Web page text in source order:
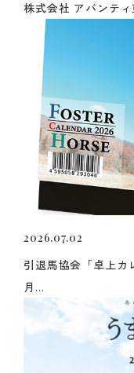
株式会社 アバンテ
2026.07.02
引退馬協会「卓上カ
月...